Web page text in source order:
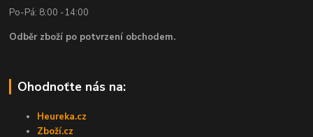
Po-Pá: 8:00 -14:00
Odběr zboží po potvrzení obchodem.
Ohodnoťte nás na:
Heureka.cz
Zboží.cz